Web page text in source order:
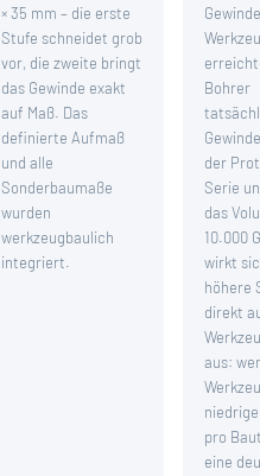
× 35 mm – die erste
Stufe schneidet grob
vor, die zweite bringt
das Gewinde exakt
auf Maß. Das
definierte Aufmaß
und alle
Sonderbaumaße
wurden
werkzeugbaulich
integriert.
Bohrer
der
Serie
das
10.000
wirkt
höhere
direkt
aus:
pro
eine